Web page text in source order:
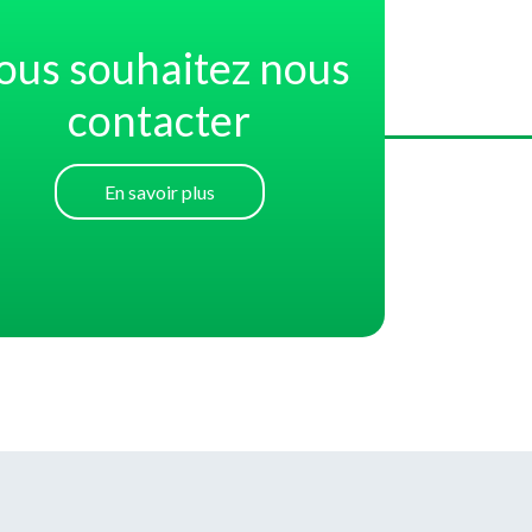
souhaitez nous
contacter
En savoir plus